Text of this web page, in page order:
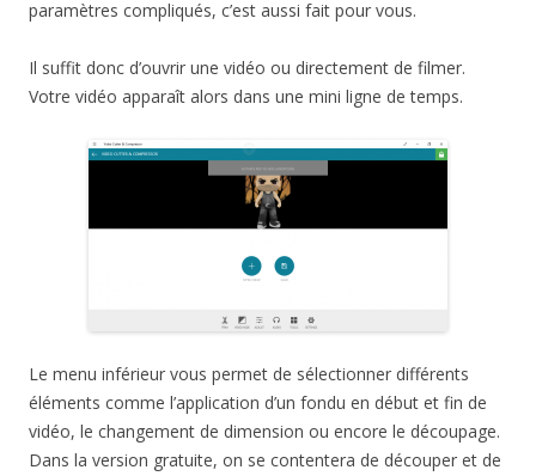
paramètres compliqués, c’est aussi fait pour vous.
Il suffit donc d’ouvrir une vidéo ou directement de filmer.
Votre vidéo apparaît alors dans une mini ligne de temps.
Le menu inférieur vous permet de sélectionner différents
éléments comme l’application d’un fondu en début et fin de
vidéo, le changement de dimension ou encore le découpage.
Dans la version gratuite, on se contentera de découper et de